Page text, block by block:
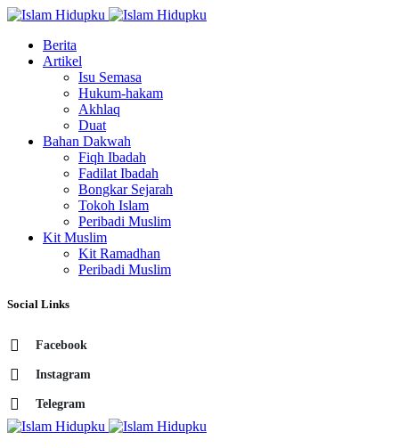
Berita
Artikel
Isu Semasa
Hukum-hakam
Akhlaq
Duat
Bahan Dakwah
Fiqh Ibadah
Fadilat Ibadah
Bongkar Sejarah
Tokoh Islam
Peribadi Muslim
Kit Muslim
Kit Ramadhan
Peribadi Muslim
Social Links
Facebook
Instagram
Telegram